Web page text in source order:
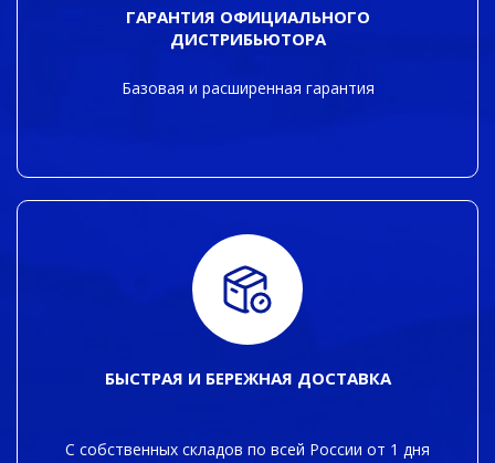
ГАРАНТИЯ ОФИЦИАЛЬНОГО
ДИСТРИБЬЮТОРА
Базовая и расширенная гарантия
БЫСТРАЯ И БЕРЕЖНАЯ ДОСТАВКА
С собственных складов по всей России от 1 дня